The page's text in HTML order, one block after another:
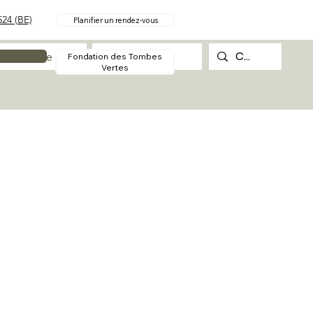
(BE) Planifier un rendez-vous
Contact
Fondation des Tombes
Vertes